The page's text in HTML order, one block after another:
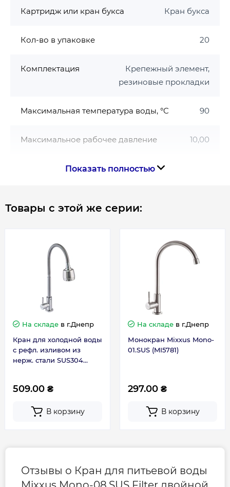
Картридж или кран букса Кран букса
Кол-во в упаковке 20
Комплектация
Крепежный элемент,
резиновые прокладки
Максимальная температура воды, °C 90
Максимальное рабочее давление 10,00
Нержавеющая сталь
Монтаж Врезной
Назначение
Покрытие
Рабочее давление, бар 1-5
Страна бренда Германия
Показать полностью
Товары с этой же серии:
На складе в г.Днепр
Кран для холодной воды
с рефл. изливом из
нерж. стали SUS304
509.00 ₴
В корзину
На складе в г.Днепр
Монокран Mixxus Mono-
01.SUS (MI5781)
297.00 ₴
В корзину
Отзывы о Кран для питьевой воды